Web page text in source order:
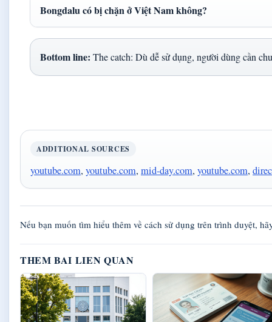
Bongdalu có bị chặn ở Việt Nam không?
Bottom line: The catch: Dù dễ sử dụng, người dùng cần
ADDITIONAL SOURCES
youtube.com, youtube.com, mid-day.com, youtube.com,
Nếu bạn muốn tìm hiểu thêm về cách sử dụng trên trình duyệt,
THEM BAI LIEN QUAN